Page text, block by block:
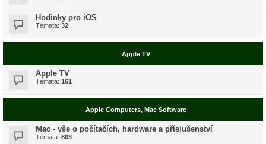
Hodinky pro iOS
Témata: 32
Apple TV
Apple TV
Témata: 161
Apple Computers, Mac Software
Mac - vše o počítačích, hardware a příslušenství
Témata: 863